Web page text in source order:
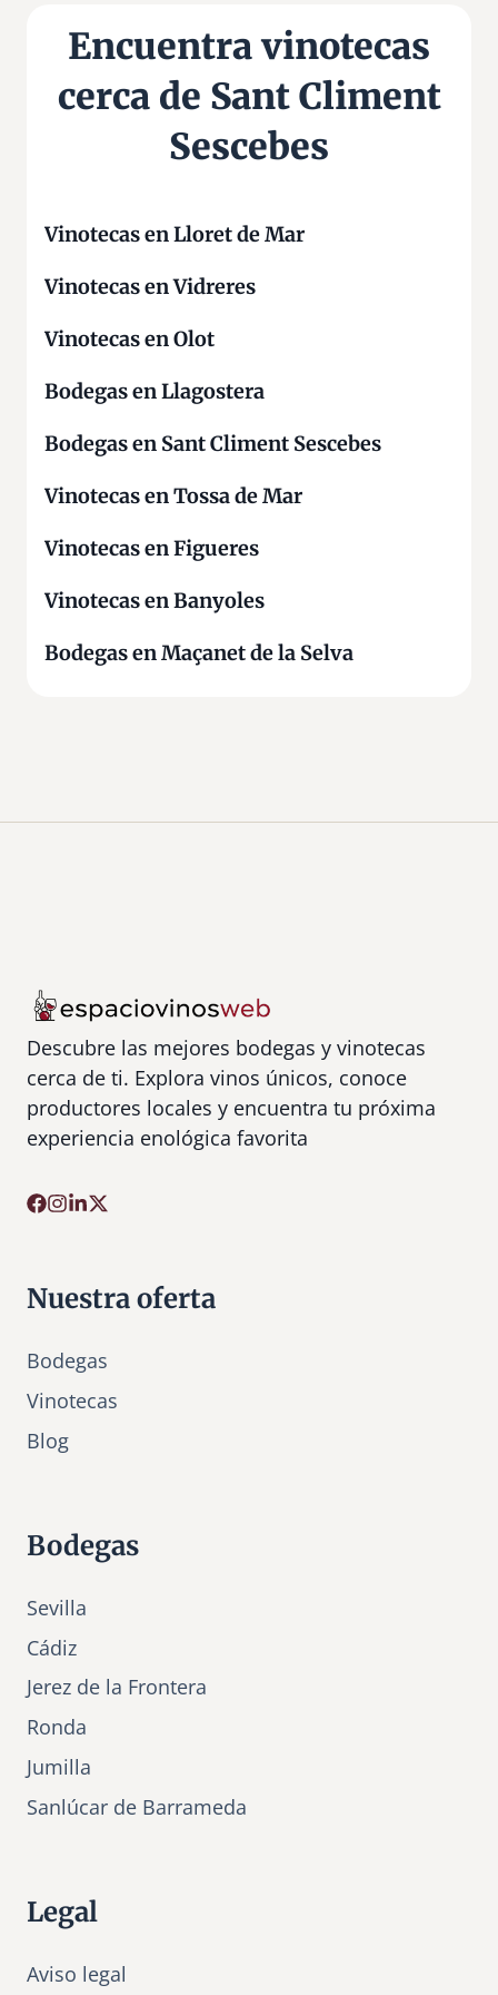
Encuentra vinotecas
cerca de Sant Climent
Sescebes
Vinotecas en Lloret de Mar
Vinotecas en Vidreres
Vinotecas en Olot
Bodegas en Llagostera
Bodegas en Sant Climent Sescebes
Vinotecas en Tossa de Mar
Vinotecas en Figueres
Vinotecas en Banyoles
Bodegas en Maçanet de la Selva
Descubre las mejores bodegas y vinotecas
cerca de ti. Explora vinos únicos, conoce
productores locales y encuentra tu próxima
experiencia enológica favorita
Nuestra oferta
Bodegas
Vinotecas
Blog
Bodegas
Sevilla
Cádiz
Jerez de la Frontera
Ronda
Jumilla
Sanlúcar de Barrameda
Legal
Aviso legal